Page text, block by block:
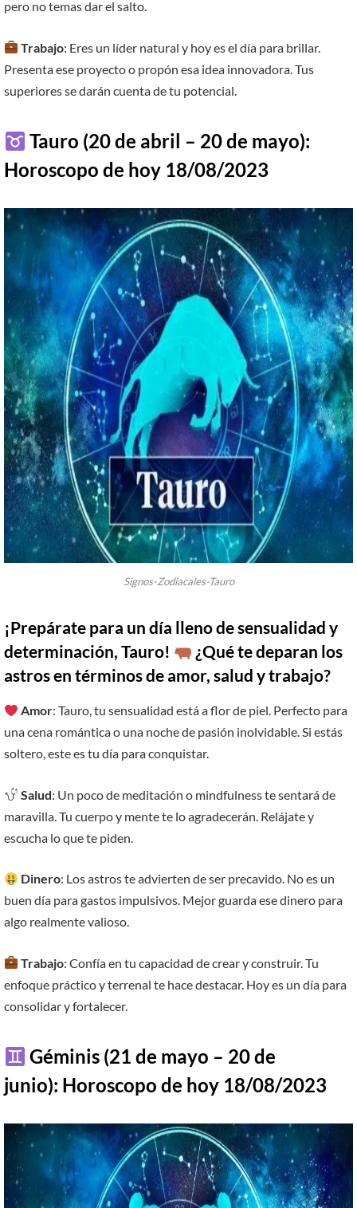
pero no temas dar el salto.
Trabajo: Eres un líder natural y hoy es el día para brillar.
Presenta ese proyecto o propón esa idea innovadora. Tus
superiores se darán cuenta de tu potencial.
Tauro (20 de abril – 20 de mayo):
Horoscopo de hoy 18/08/2023
Signos-Zodiacales-Tauro
¡Prepárate para un día lleno de sensualidad y
determinación, Tauro!
¿Qué te deparan los
astros en términos de amor, salud y trabajo?
Amor: Tauro, tu sensualidad está a flor de piel. Perfecto para
una cena romántica o una noche de pasión inolvidable. Si estás
soltero, este es tu día para conquistar.
Salud: Un poco de meditación o mindfulness te sentará de
maravilla. Tu cuerpo y mente te lo agradecerán. Relájate y
escucha lo que te piden.
Dinero: Los astros te advierten de ser precavido. No es un
buen día para gastos impulsivos. Mejor guarda ese dinero para
algo realmente valioso.
Trabajo: Confía en tu capacidad de crear y construir. Tu
enfoque práctico y terrenal te hace destacar. Hoy es un día para
consolidar y fortalecer.
Géminis (21 de mayo – 20 de
junio): Horoscopo de hoy 18/08/2023